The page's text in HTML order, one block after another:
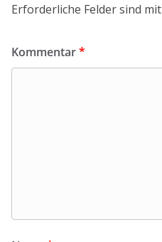
Erforderliche Felder sind mit
Kommentar*